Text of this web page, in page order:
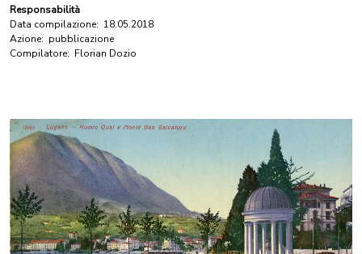
Responsabilità
Data compilazione: 18.05.2018
Azione: pubblicazione
Compilatore: Florian Dozio